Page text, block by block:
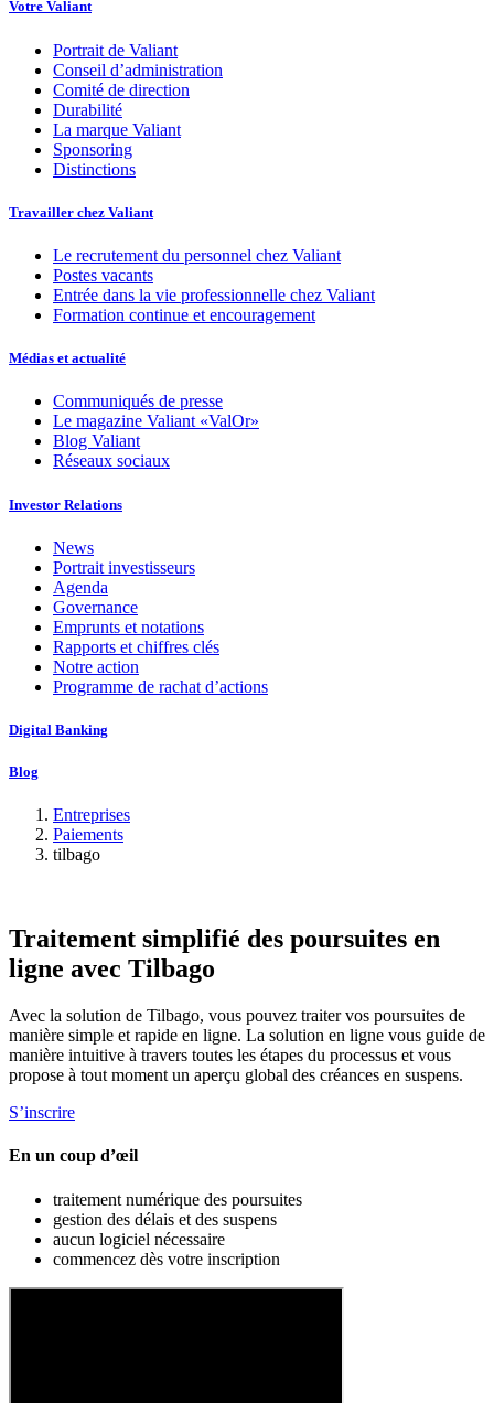
Votre Valiant
Portrait de Valiant
Conseil d’administration
Comité de direction
Durabilité
La marque Valiant
Sponsoring
Distinctions
Travailler chez Valiant
Le recrutement du personnel chez Valiant
Postes vacants
Entrée dans la vie professionnelle chez Valiant
Formation continue et encouragement
Médias et actualité
Communiqués de presse
Le magazine Valiant «ValOr»
Blog Valiant
Réseaux sociaux
Investor Relations
News
Portrait investisseurs
Agenda
Governance
Emprunts et notations
Rapports et chiffres clés
Notre action
Programme de rachat d’actions
Digital Banking
Blog
Entreprises
Paiements
tilbago
Traitement simplifié des poursuites en
ligne avec Tilbago
Avec la solution de Tilbago, vous pouvez traiter vos poursuites de
manière simple et rapide en ligne. La solution en ligne vous guide de
manière intuitive à travers toutes les étapes du processus et vous
propose à tout moment un aperçu global des créances en suspens.
S’inscrire
En un coup d’œil
traitement numérique des poursuites
gestion des délais et des suspens
aucun logiciel nécessaire
commencez dès votre inscription